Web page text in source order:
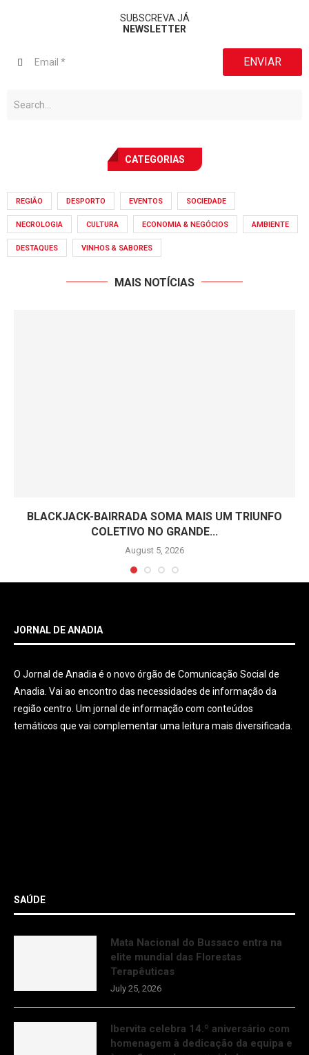
SUBSCREVA JÁ
NEWSLETTER
ENVIAR
CATEGORIAS
REGIÃO DESPORTO EVENTOS SOCIEDADE
NECROLOGIA CULTURA ECONOMIA & NEGÓCIOS AMBIENTE
DESTAQUES VINHOS & SABORES
MAIS NOTÍCIAS
BLACKJACK-BAIRRADA SOMA MAIS UM TRIUNFO
COLETIVO NO GRANDE...
August 5, 2026
JORNAL DE ANADIA
O Jornal de Anadia é o novo órgão de Comunicação Social de
Anadia. Vai ao encontro das necessidades de informação da
região centro. Um jornal de informação com conteúdos
temáticos que vai complementar uma leitura mais diversificada.
SAÚDE
Mata Nacional do Bussaco entra na
elite mundial das Florestas
Terapêuticas
July 25, 2026
Ibervita celebra 14.º aniversário com
homenagem à dedicação da equipa e